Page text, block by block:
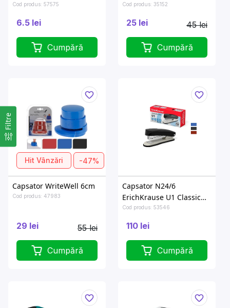
Filtre
buc, acoperire cu alama
Cod produs: 57575
6.5 lei
Cumpără
Cod produs: 35152
25 lei 45 lei
Cumpără
Hit Vânzări -47%
Capsator WriteWell 6cm
Cod produs: 47983
29 lei 55 lei
Cumpără
Capsator N24/6
ErichKrause U1 Classic
pana la 30foi, culori
asortate
Cod produs: 53546
110 lei
Cumpără